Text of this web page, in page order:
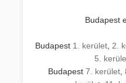
Budapest
Budapest 1. kerület, 2.
5.
Budapest 7. kerület,